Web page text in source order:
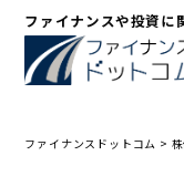
ファイナンスや投資に
ファイナンスドットコム >